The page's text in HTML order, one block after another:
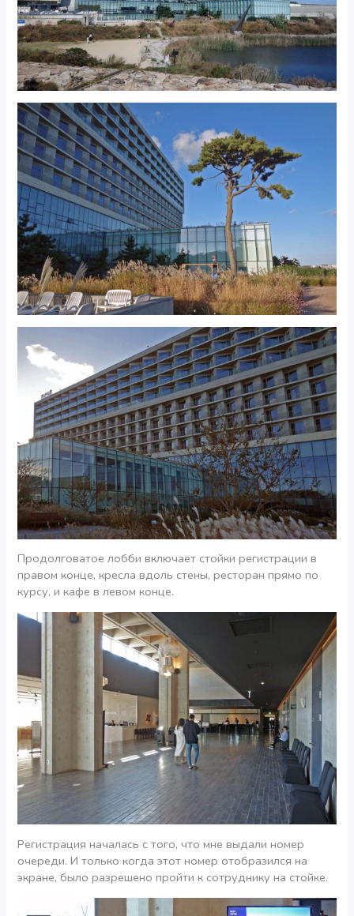
Продолговатое лобби включает стойки регистрации в
правом конце, кресла вдоль стены, ресторан прямо по
курсу, и кафе в левом конце.
Регистрация началась с того, что мне выдали номер
очереди. И только когда этот номер отобразился на
экране, было разрешено пройти к сотруднику на стойке.